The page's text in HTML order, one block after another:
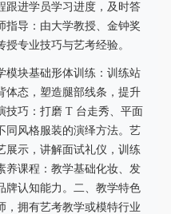
跟进学员学习进度，及时答
指导：由大学教授、金钟奖
专业技巧与艺考经验。
模块基础形体训练：训练站
体态，塑造腿部线条，提升
技巧：打磨 T 台走秀、平面
同风格服装的演绎方法。艺
展示，讲解面试礼仪，训练
养课程：教学基础化妆、发
牌认知能力。二、教学特色
，拥有艺考教学或模特行业